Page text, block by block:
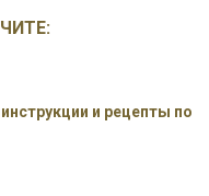
и рецепты по